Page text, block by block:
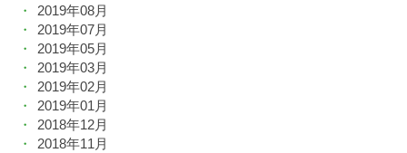
2019年08月
2019年07月
2019年05月
2019年03月
2019年02月
2019年01月
2018年12月
2018年11月